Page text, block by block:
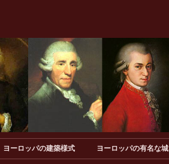
ヨーロッパの建築様式 ヨーロッパの有名な城